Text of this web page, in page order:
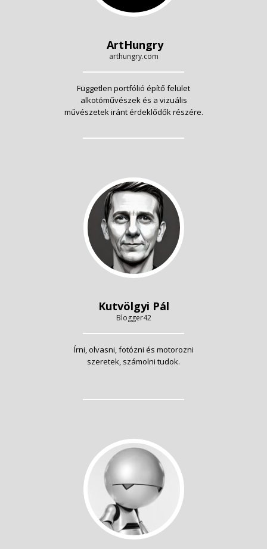
ArtHungry
arthungry.com
Független portfólió építő felület
alkotóművészek és a vizuális
művészetek iránt érdeklődők részére.
Kutvölgyi Pál
Blogger42
Írni, olvasni, fotózni és motorozni
szeretek, számolni tudok.